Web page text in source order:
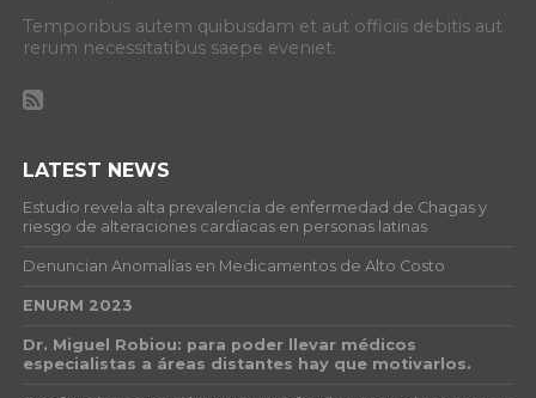
Temporibus autem quibusdam et aut officiis debitis aut
rerum necessitatibus saepe eveniet.
LATEST NEWS
Estudio revela alta prevalencia de enfermedad de Chagas y
riesgo de alteraciones cardíacas en personas latinas
Denuncian Anomalías en Medicamentos de Alto Costo
ENURM 2023
Dr. Miguel Robiou: para poder llevar médicos
especialistas a áreas distantes hay que motivarlos.